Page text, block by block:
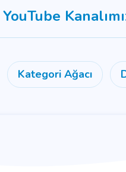
YouTube
Kategori Ağacı